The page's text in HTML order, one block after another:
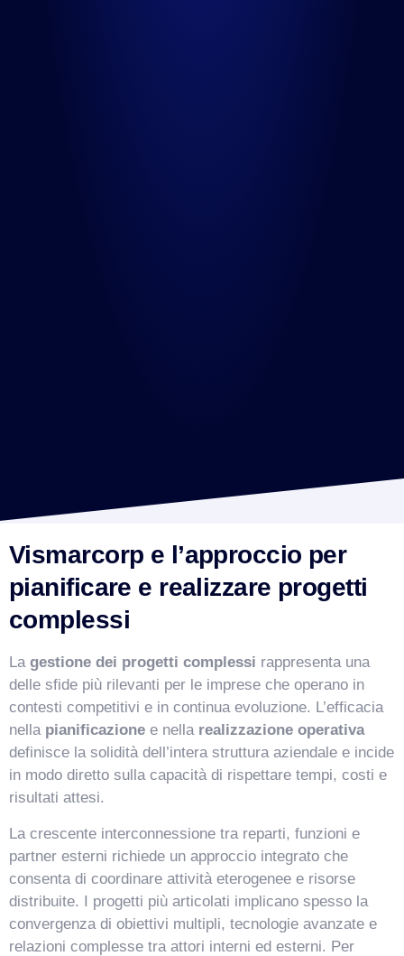
Vismarcorp e l’approccio per
pianificare e realizzare progetti
complessi
La gestione dei progetti complessi rappresenta una
delle sfide più rilevanti per le imprese che operano in
contesti competitivi e in continua evoluzione. L’efficacia
nella pianificazione e nella realizzazione operativa
definisce la solidità dell’intera struttura aziendale e incide
in modo diretto sulla capacità di rispettare tempi, costi e
risultati attesi.
La crescente interconnessione tra reparti, funzioni e
partner esterni richiede un approccio integrato che
consenta di coordinare attività eterogenee e risorse
distribuite. I progetti più articolati implicano spesso la
convergenza di obiettivi multipli, tecnologie avanzate e
relazioni complesse tra attori interni ed esterni. Per